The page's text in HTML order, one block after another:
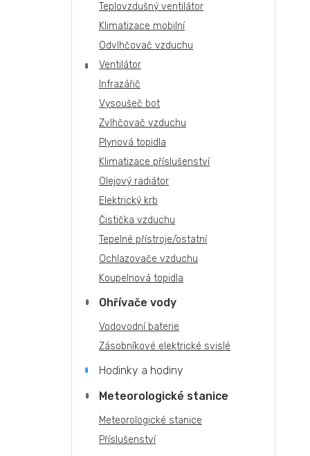
Teplovzdušný ventilátor
Klimatizace mobilní
Odvlhčovač vzduchu
Ventilátor
Infrazářič
Vysoušeč bot
Zvlhčovač vzduchu
Plynová topidla
Klimatizace příslušenství
Olejový radiátor
Elektrický krb
Čistička vzduchu
Tepelné přístroje/ostatní
Ochlazovače vzduchu
Koupelnová topidla
Ohřívače vody
Vodovodní baterie
Zásobníkové elektrické svislé
Hodinky a hodiny
Meteorologické stanice
Meteorologické stanice
Příslušenství